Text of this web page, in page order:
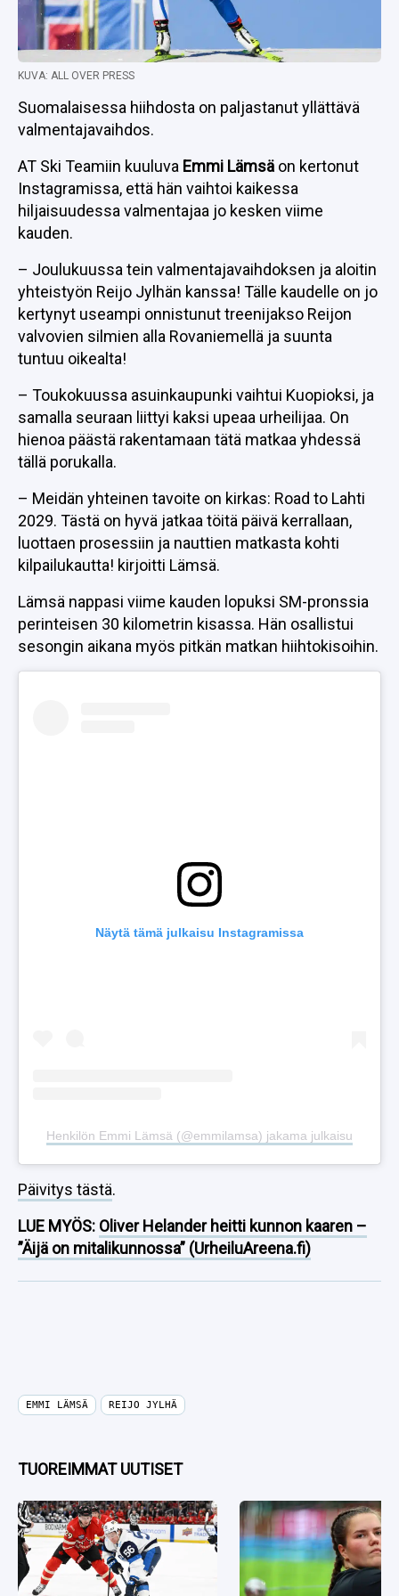
KUVA: ALL OVER PRESS
Suomalaisessa hiihdosta on paljastanut yllättävä
valmentajavaihdos.
AT Ski Teamiin kuuluva Emmi Lämsä on kertonut
Instagramissa, että hän vaihtoi kaikessa
hiljaisuudessa valmentajaa jo kesken viime
kauden.
– Joulukuussa tein valmentajavaihdoksen ja aloitin
yhteistyön Reijo Jylhän kanssa! Tälle kaudelle on jo
kertynyt useampi onnistunut treenijakso Reijon
valvovien silmien alla Rovaniemellä ja suunta
tuntuu oikealta!
– Toukokuussa asuinkaupunki vaihtui Kuopioksi, ja
samalla seuraan liittyi kaksi upeaa urheilijaa. On
hienoa päästä rakentamaan tätä matkaa yhdessä
tällä porukalla.
– Meidän yhteinen tavoite on kirkas: Road to Lahti
2029. Tästä on hyvä jatkaa töitä päivä kerrallaan,
luottaen prosessiin ja nauttien matkasta kohti
kilpailukautta! kirjoitti Lämsä.
Lämsä nappasi viime kauden lopuksi SM-pronssia
perinteisen 30 kilometrin kisassa. Hän osallistui
sesongin aikana myös pitkän matkan hiihtokisoihin.
Näytä tämä julkaisu Instagramissa
Henkilön Emmi Lämsä (@emmilamsa) jakama julkaisu
Päivitys tästä.
LUE MYÖS: Oliver Helander heitti kunnon kaaren –
”Äijä on mitalikunnossa” (UrheiluAreena.fi)
EMMI LÄMSÄ REIJO JYLHÄ
TUOREIMMAT UUTISET